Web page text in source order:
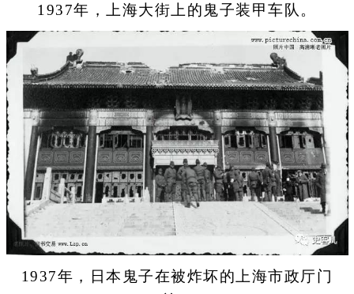
1937年，上海大街上的鬼子装甲车队。
1937年，日本鬼子在被炸坏的上海市政厅门